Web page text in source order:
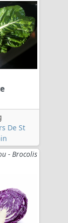
De St
- Brocolis